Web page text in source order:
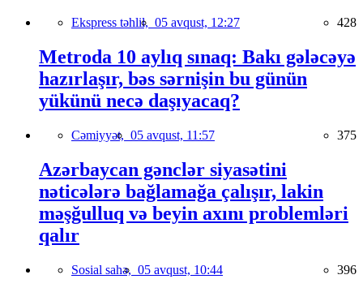
Ekspress təhlil, 05 avqust, 12:27 428
Metroda 10 aylıq sınaq: Bakı gələcəyə
hazırlaşır, bəs sərnişin bu günün
yükünü necə daşıyacaq?
Cəmiyyət, 05 avqust, 11:57 375
Azərbaycan gənclər siyasətini
nəticələrə bağlamağa çalışır, lakin
məşğulluq və beyin axını problemləri
qalır
Sosial sahə, 05 avqust, 10:44 396